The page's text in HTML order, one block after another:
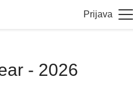
Prijava
- 2026